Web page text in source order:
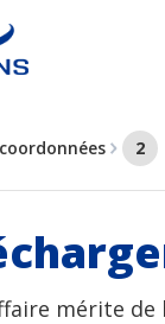
2
mérite de